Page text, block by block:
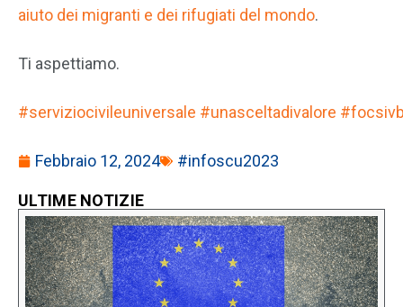
aiuto dei migranti e dei rifugiati del mondo.
Ti aspettiamo.
#serviziocivileuniversale #unasceltadivalore
Febbraio 12, 2024 #infoscu2023
ULTIME NOTIZIE